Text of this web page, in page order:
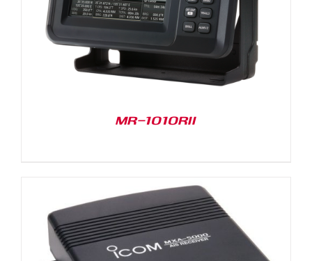
MR-1010RII